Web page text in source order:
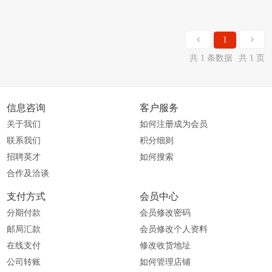
1
共 1 条数据
共 1 页
信息咨询
关于我们
联系我们
招聘英才
合作及洽谈
客户服务
如何注册成为会员
积分细则
如何搜索
支付方式
分期付款
邮局汇款
在线支付
公司转账
会员中心
会员修改密码
会员修改个人资料
修改收货地址
如何管理店铺